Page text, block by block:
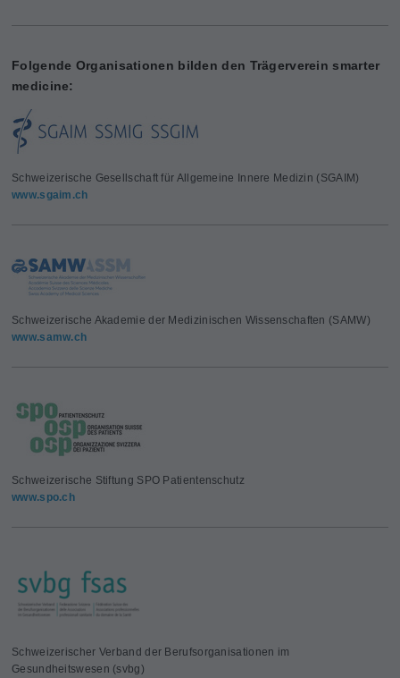
Folgende Organisationen bilden den Trägerverein smarter
medicine:
Schweizerische Gesellschaft für Allgemeine Innere Medizin (SGAIM)
www.sgaim.ch
Schweizerische Akademie der Medizinischen Wissenschaften (SAMW)
www.samw.ch
Schweizerische Stiftung SPO Patientenschutz
www.spo.ch
Schweizerischer Verband der Berufsorganisationen im
Gesundheitswesen (svbg)